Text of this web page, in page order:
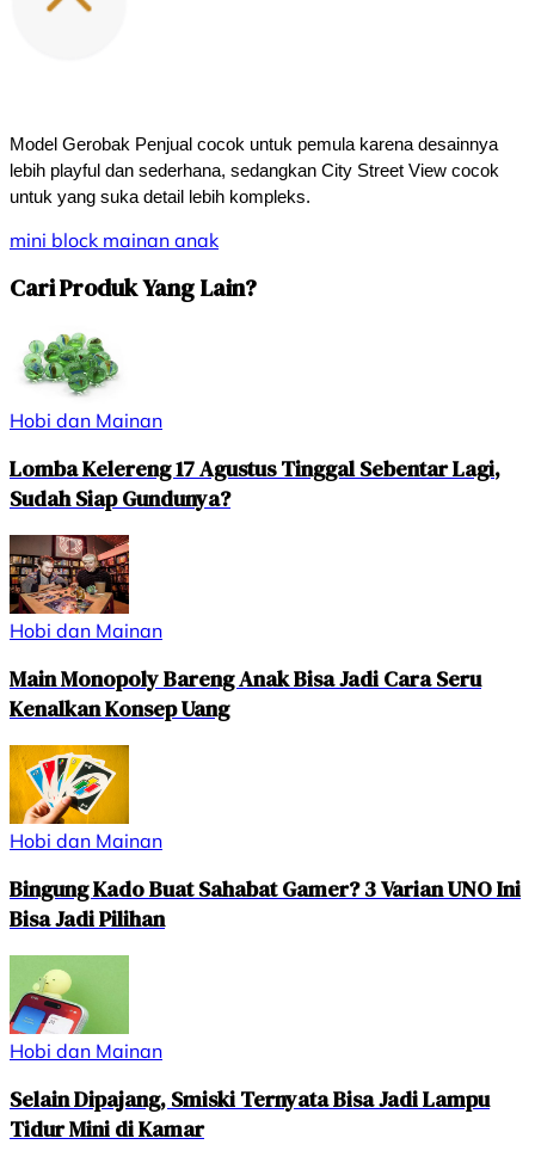
Model Gerobak Penjual cocok untuk pemula karena desainnya
lebih playful dan sederhana, sedangkan City Street View cocok
untuk yang suka detail lebih kompleks.
mini block mainan anak
Cari Produk Yang Lain?
Hobi dan Mainan
Lomba Kelereng 17 Agustus Tinggal Sebentar Lagi,
Sudah Siap Gundunya?
Hobi dan Mainan
Main Monopoly Bareng Anak Bisa Jadi Cara Seru
Kenalkan Konsep Uang
Hobi dan Mainan
Bingung Kado Buat Sahabat Gamer? 3 Varian UNO Ini
Bisa Jadi Pilihan
Hobi dan Mainan
Selain Dipajang, Smiski Ternyata Bisa Jadi Lampu
Tidur Mini di Kamar